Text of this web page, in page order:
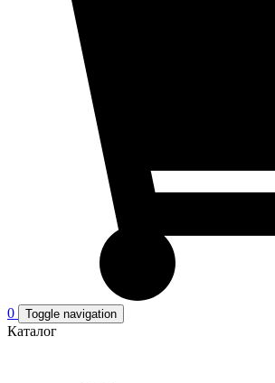
0 Toggle navigation
Каталог